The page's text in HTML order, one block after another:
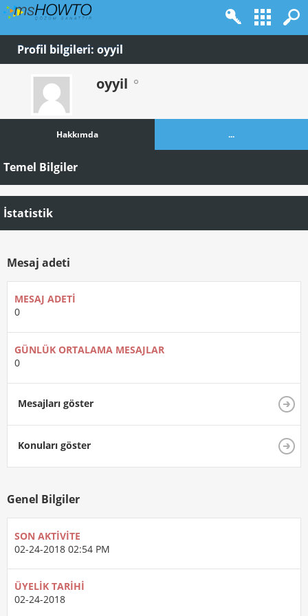
Profil bilgileri: oyyil
oyyil
Hakkımda ...
Temel Bilgiler
İstatistik
Mesaj adeti
MESAJ ADETI
0
GÜNLÜK ORTALAMA MESAJLAR
0
Mesajları göster
Konuları göster
Genel Bilgiler
SON AKTIVITE
02-24-2018 02:54 PM
ÜYELIK TARIHI
02-24-2018